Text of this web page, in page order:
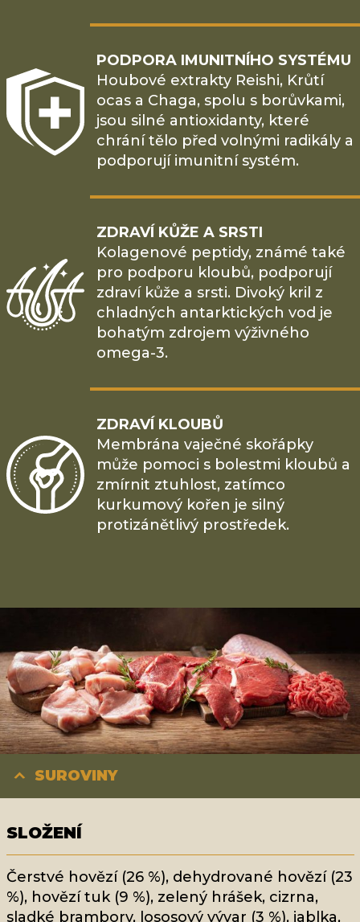
PODPORA IMUNITNÍHO SYSTÉMU
Houbové extrakty Reishi, Krůtí
ocas a Chaga, spolu s borůvkami,
jsou silné antioxidanty, které
chrání tělo před volnými radikály a
podporují imunitní systém.
ZDRAVÍ KŮŽE A SRSTI
Kolagenové peptidy, známé také
pro podporu kloubů, podporují
zdraví kůže a srsti. Divoký kril z
chladných antarktických vod je
bohatým zdrojem výživného
omega-3.
ZDRAVÍ KLOUBŮ
Membrána vaječné skořápky
může pomoci s bolestmi kloubů a
zmírnit ztuhlost, zatímco
kurkumový kořen je silný
protizánětlivý prostředek.
SUROVINY
SLOŽENÍ
Čerstvé hovězí (26 %), dehydrované hovězí (23
%), hovězí tuk (9 %), zelený hrášek, cizrna,
sladké brambory, lososový vývar (3 %), jablka,